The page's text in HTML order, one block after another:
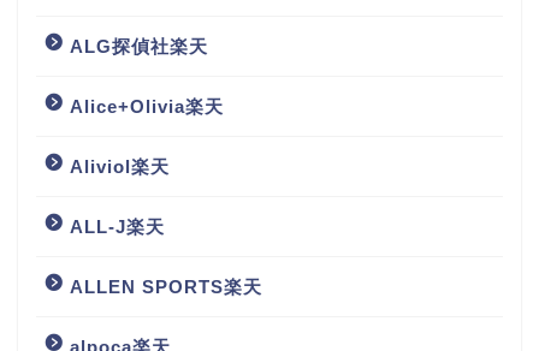
ALG探偵社楽天
Alice+Olivia楽天
Aliviol楽天
ALL-J楽天
ALLEN SPORTS楽天